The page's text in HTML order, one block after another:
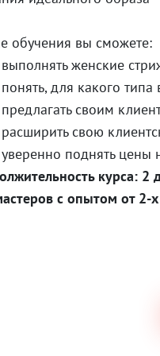
обучения вы сможете:
женские
для какого типа
своим
свою
поднять цены
курса: 2
с опытом от 2-х